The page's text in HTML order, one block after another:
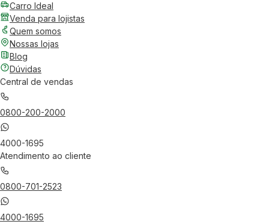
Carro Ideal
Venda para lojistas
Quem somos
Nossas lojas
Blog
Dúvidas
Central de vendas
0800-200-2000
4000-1695
Atendimento ao cliente
0800-701-2523
4000-1695